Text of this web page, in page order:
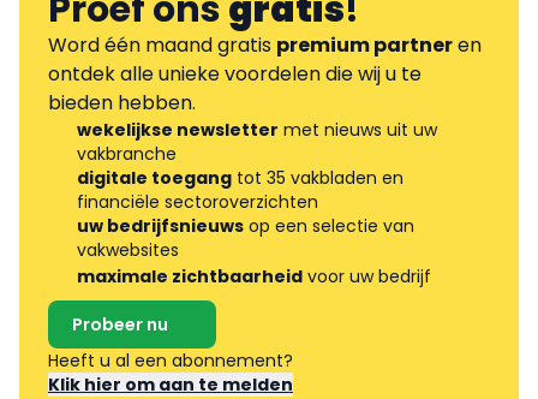
Word één maand gratis premium partneren
ontdek alle unieke voordelen die wij u te
bieden hebben.
wekelijkse newsletter met nieuws uit uw
vakbranche
digitale toegang tot 35 vakbladen en
financiële sectoroverzichten
uw bedrijfsnieuws op een selectie van
vakwebsites
maximale zichtbaarheid voor uw bedrijf
Probeer nu
Heeft u al een abonnement?
Klik hier om aan te melden